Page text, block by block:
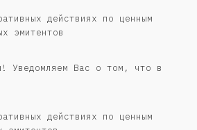
действиях по ценным
эмитентов
Уведомляем Вас о том, что в
действиях по ценным